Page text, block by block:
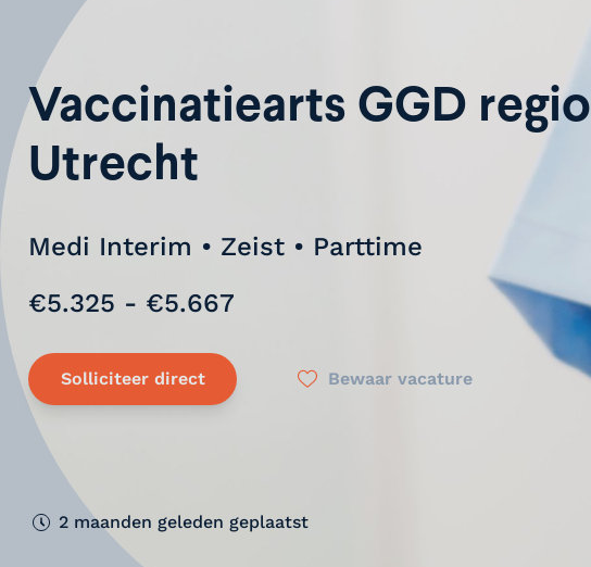
Vaccinatiearts GGD regio
Utrecht
Medi Interim • Zeist • Parttime
€5.325 - €5.667
Solliciteer direct Bewaar vacature
2 maanden geleden geplaatst